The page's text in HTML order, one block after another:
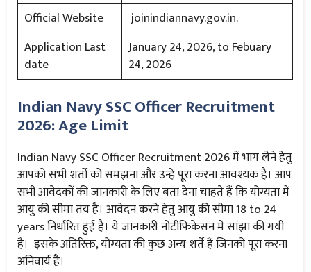
Official Website
joinindiannavy.gov.in.
Application Last
date
January 24, 2026, to Febuary
24, 2026
Indian Navy SSC Officer Recruitment
2026: Age Limit
Indian Navy SSC Officer Recruitment 2026 में भाग लेने हेतु
आपको सभी शर्तों को समझना और उन्हें पूरा करना आवश्यक है। आप
सभी आवेदकों की जानकारी के लिए बता देना चाहते हैं कि योग्यता में
आयु की सीमा तय है। आवेदन करने हेतु आयु की सीमा 18 to 24
years निर्धारित हुई है। ये जानकारी नोटीफिकेसन में सांझा की गयी
है। इसके अतिरिक्त, योग्यता की कुछ अन्य शर्तें हैं जिनको पूरा करना
अनिवार्य है।